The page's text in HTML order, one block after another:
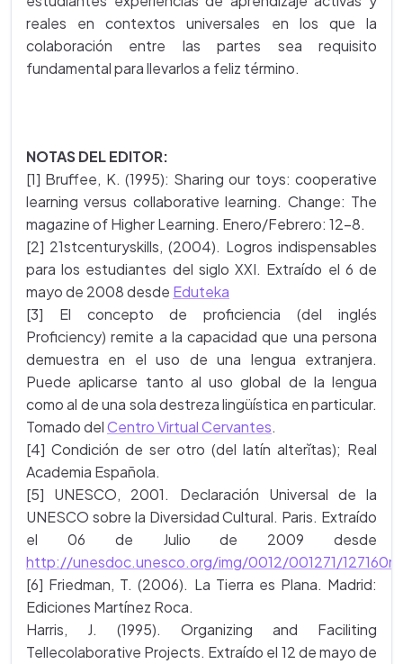
reales en contextos universales en los que la
colaboración entre las partes sea requisito
fundamental para llevarlos a feliz término.
NOTAS DEL EDITOR:
[1] Bruffee, K. (1995): Sharing our toys: cooperative
learning versus collaborative learning. Change: The
magazine of Higher Learning. Enero/Febrero: 12-8.
[2] 21stcenturyskills, (2004). Logros indispensables
para los estudiantes del siglo XXI. Extraído el 6 de
mayo de 2008 desde Eduteka
[3] El concepto de proficiencia (del inglés
Proficiency) remite a la capacidad que una persona
demuestra en el uso de una lengua extranjera.
Puede aplicarse tanto al uso global de la lengua
como al de una sola destreza lingüística en particular.
Tomado delCentro Virtual Cervantes.
[4] Condición de ser otro (del latín alterĭtas); Real
Academia Española.
[5] UNESCO, 2001. Declaración Universal de la
UNESCO sobre la Diversidad Cultural. Paris. Extraído
el 06 de Julio de 2009 desde
http://unesdoc.unesco.org/img/0012/001271/
[6] Friedman, T. (2006). La Tierra es Plana. Madrid:
Ediciones Martínez Roca.
Harris, J. (1995). Organizing and Faciliting
Tellecolaborative Projects. Extraído el 12 de mayo de